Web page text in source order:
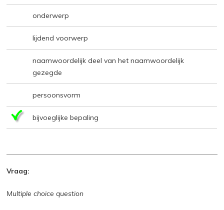
onderwerp
lijdend voorwerp
naamwoordelijk deel van het naamwoordelijk
gezegde
persoonsvorm
bijvoeglijke bepaling
Vraag:
Multiple choice question